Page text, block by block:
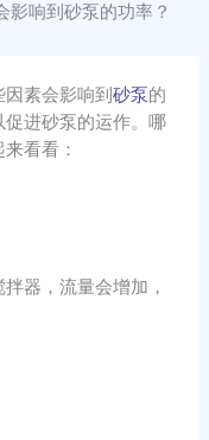
影响到砂泵的功率？
素会影响到砂泵的
进砂泵的运作。哪
看看：
器，流量会增加，